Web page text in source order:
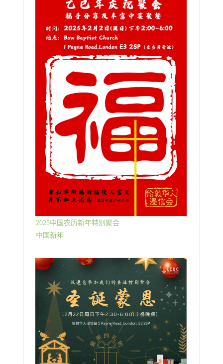
2025中国农历新年特别聚会
中国新年